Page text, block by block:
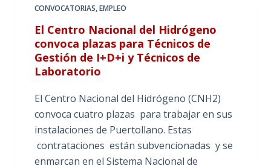
CONVOCATORIAS,EMPLEO
El Centro Nacional del Hidrógeno
convoca plazas para Técnicos de
Gestión de I+D+i y Técnicos de
Laboratorio
El Centro Nacional del Hidrógeno (CNH2)
convoca cuatro plazas para trabajar en sus
instalaciones de Puertollano. Estas
contrataciones están subvencionadas y se
enmarcan en el Sistema Nacional de